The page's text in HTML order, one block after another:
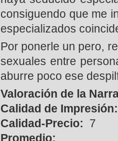
consiguendo que me
especializados
Por ponerle un pero,
sexuales entre
aburre poco ese
Valoración de la
Calidad de
Calidad-Precio: 7
Promedio: